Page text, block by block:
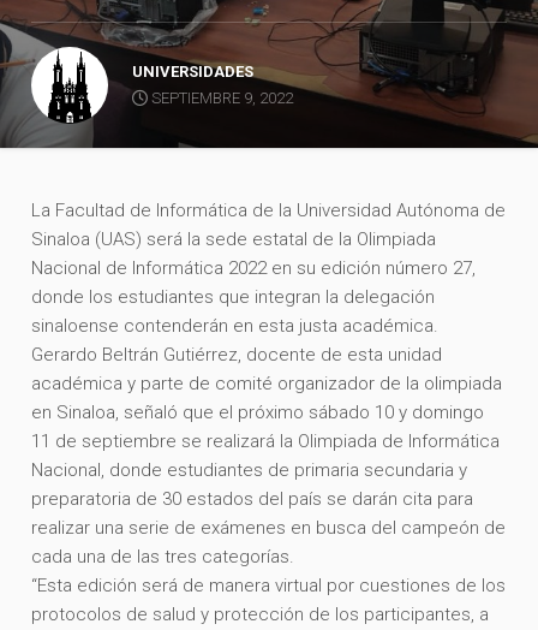
UNIVERSIDADES
SEPTIEMBRE 9, 2022
La Facultad de Informática de la Universidad Autónoma de
Sinaloa (UAS) será la sede estatal de la Olimpiada
Nacional de Informática 2022 en su edición número 27,
donde los estudiantes que integran la delegación
sinaloense contenderán en esta justa académica.
Gerardo Beltrán Gutiérrez, docente de esta unidad
académica y parte de comité organizador de la olimpiada
en Sinaloa, señaló que el próximo sábado 10 y domingo
11 de septiembre se realizará la Olimpiada de Informática
Nacional, donde estudiantes de primaria secundaria y
preparatoria de 30 estados del país se darán cita para
realizar una serie de exámenes en busca del campeón de
cada una de las tres categorías.
“Esta edición será de manera virtual por cuestiones de los
protocolos de salud y protección de los participantes, a